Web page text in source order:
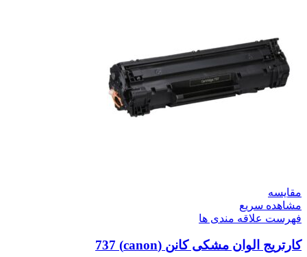
مقایسه
مشاهده سریع
فهرست علاقه مندی ها
کارتریج الوان مشکی کانن (canon) 737